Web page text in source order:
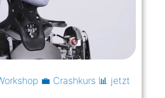
💼 Crashkurs 📊 jetzt